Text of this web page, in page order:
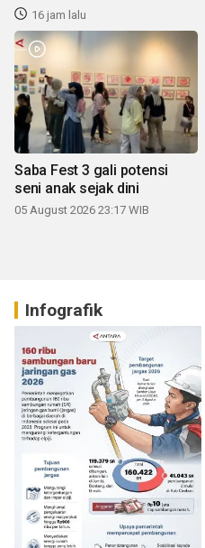
16 jam lalu
Saba Fest 3 gali potensi
seni anak sejak dini
05 August 2026 23:17 WIB
Infografik